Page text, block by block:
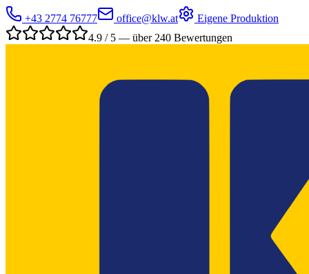
+43 2774 76777 office@klw.at
Eigene Produktion
4.9 / 5 — über 240 Bewertungen